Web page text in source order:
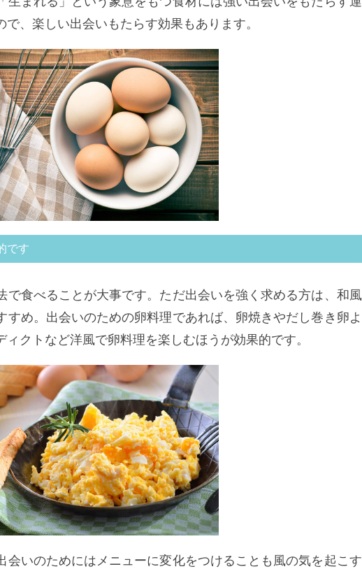
、楽しい出会いもたらす効果もあります。
です
食べることが大事です。ただ出会いを強く求める方は、和
すめ。出会いのための卵料理であれば、卵焼きやだし巻き卵
クトなど洋風で卵料理を楽しむほうが効果的です。
いのためにはメニューに変化をつけることも風の気を起こ